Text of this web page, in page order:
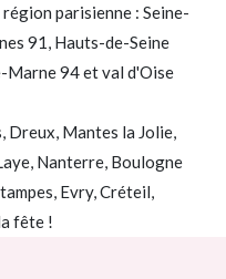
parisienne : Seine-
91, Hauts-de-Seine
Marne 94 et val d'Oise
Dreux, Mantes la Jolie,
Nanterre, Boulogne
Evry, Créteil,
fête !